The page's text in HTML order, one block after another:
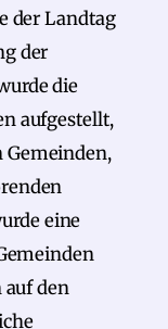
der Landtag
der
die
aufgestellt,
Gemeinden,
eine
auf den